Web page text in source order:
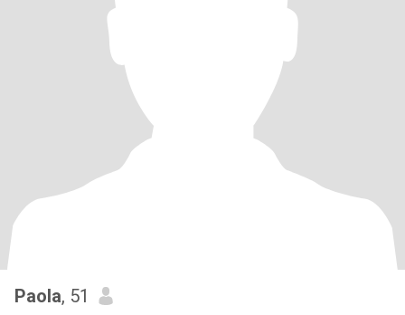
Paola, 51